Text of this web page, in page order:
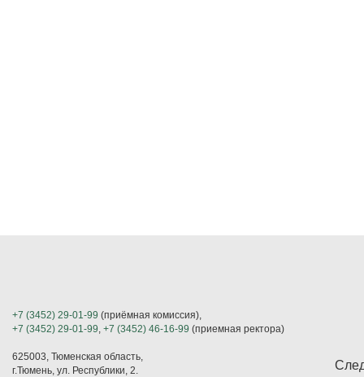
+7 (3452) 29-01-99 (приёмная комиссия),
+7 (3452) 29-01-99, +7 (3452) 46-16-99 (приемная ректора)
625003, Тюменская область,
г.Тюмень, ул. Республики, 2.